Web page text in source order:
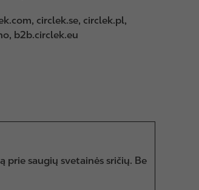
circlek.se, circlek.pl,
b2b.circlek.eu
saugių svetainės sričių. Be